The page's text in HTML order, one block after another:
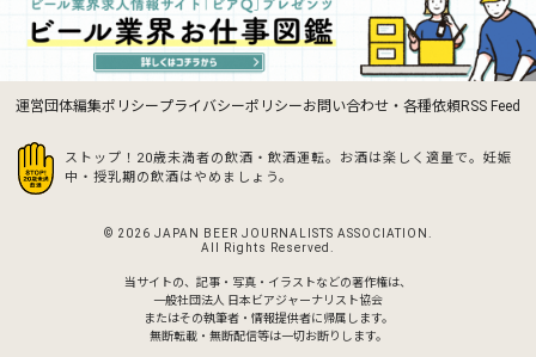
運営団体編集ポリシープライバシーポリシーお問い合わせ・各種依頼RSS Feed
ストップ！20歳未満者の飲酒・飲酒運転。お酒は楽しく適量で。 妊娠
中・授乳期の飲酒はやめましょう。
© 2026 JAPAN BEER JOURNALISTS ASSOCIATION.
All Rights Reserved.
当サイトの、記事・写真・イラストなどの著作権は、
一般社団法人 日本ビアジャーナリスト協会
またはその執筆者・情報提供者に帰属します。
無断転載・無断配信等は一切お断りします。